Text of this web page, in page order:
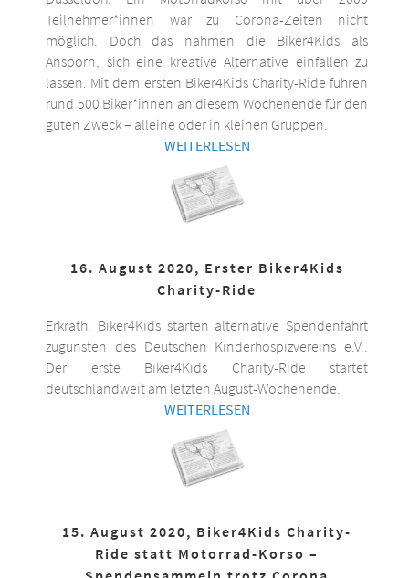
Teilnehmer*innen war zu Corona-Zeiten nicht
möglich. Doch das nahmen die Biker4Kids als
Ansporn, sich eine kreative Alternative einfallen zu
lassen. Mit dem ersten Biker4Kids Charity-Ride fuhren
rund 500 Biker*innen an diesem Wochenende für den
guten Zweck – alleine oder in kleinen Gruppen.
WEITERLESEN
16. August 2020, Erster Biker4Kids
Charity-Ride
Erkrath. Biker4Kids starten alternative Spendenfahrt
zugunsten des Deutschen Kinderhospizvereins e.V..
Der erste Biker4Kids Charity-Ride startet
deutschlandweit am letzten August-Wochenende.
WEITERLESEN
15. August 2020, Biker4Kids Charity-
Ride statt Motorrad-Korso –